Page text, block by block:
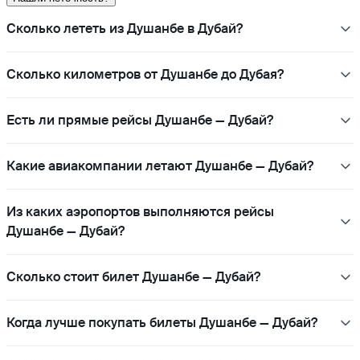
Сколько лететь из Душанбе в Дубай?
Сколько километров от Душанбе до Дубая?
Есть ли прямые рейсы Душанбе — Дубай?
Какие авиакомпании летают Душанбе — Дубай?
Из каких аэропортов выполняются рейсы
Душанбе — Дубай?
Сколько стоит билет Душанбе — Дубай?
Когда лучше покупать билеты Душанбе — Дубай?